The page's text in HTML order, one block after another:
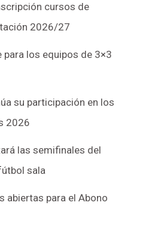
cursos de
2026/27
para los equipos de 3×3
su participación en los
2026
las semifinales del
sala
abiertas para el Abono